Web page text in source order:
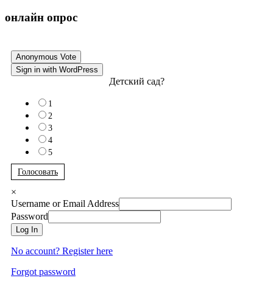
онлайн опрос
Anonymous Vote
Sign in with WordPress
Детский сад?
1
2
3
4
5
Голосовать
×
Username or Email Address
Password
Log In
No account? Register here
Forgot password